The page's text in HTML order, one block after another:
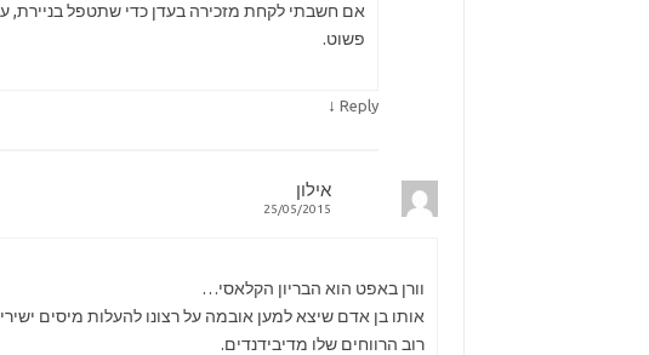
פשוט.
Reply
↓
אילון
25/05/2015
וורן באפט הוא הבריון הקלאסי…
אותו בן אדם שיצא למען אובמה על רצונו להעלות מיסים
רוב הרווחים שלו מדיבידנדים.